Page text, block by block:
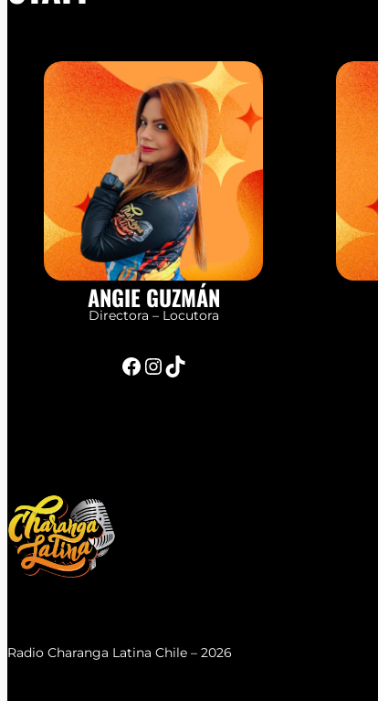
ANGIE GUZMÁN
Directora – Locutora
Facebook InstagramTikTok
Radio Charanga Latina Chile – 2026